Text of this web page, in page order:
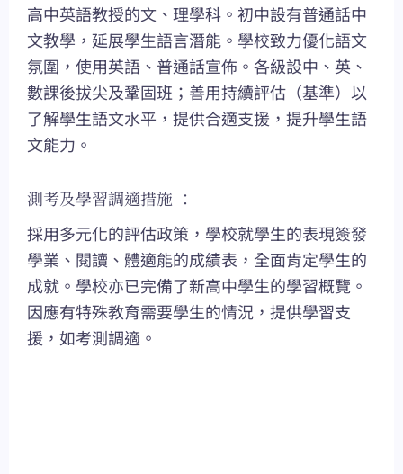
高中英語教授的文、理學科。初中設有普通話中
文教學，延展學生語言潛能。學校致力優化語文
氛圍，使用英語、普通話宣佈。各級設中、英、
數課後拔尖及鞏固班；善用持續評估（基準）以
了解學生語文水平，提供合適支援，提升學生語
文能力。
測考及學習調適措施 ：
採用多元化的評估政策，學校就學生的表現簽發
學業、閱讀、體適能的成績表，全面肯定學生的
成就。學校亦已完備了新高中學生的學習概覽。
因應有特殊教育需要學生的情況，提供學習支
援，如考測調適。